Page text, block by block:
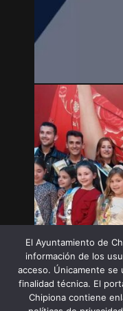
El Ayuntamiento de
información de los
acceso. Únicamente se
finalidad técnica. El
Chipiona contiene